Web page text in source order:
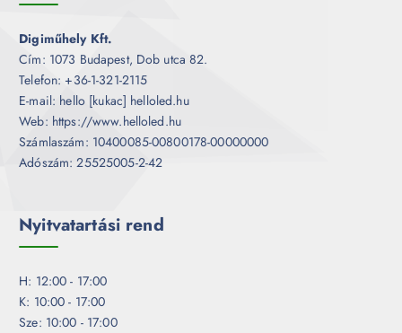
Digiműhely Kft.
Cím: 1073 Budapest, Dob utca 82.
Telefon: +36-1-321-2115
E-mail: hello [kukac] helloled.hu
Web: https://www.helloled.hu
Számlaszám: 10400085-00800178-00000000
Adószám: 25525005-2-42
Nyitvatartási rend
H: 12:00 - 17:00
K: 10:00 - 17:00
Sze: 10:00 - 17:00